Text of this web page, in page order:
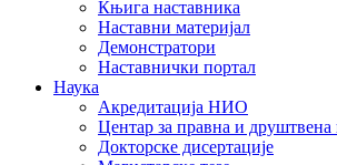
Књига наставника
Наставни материјал
Демонстратори
Наставнички портал
Наука
Акредитација НИО
Центар за правна и
Докторске дисертације